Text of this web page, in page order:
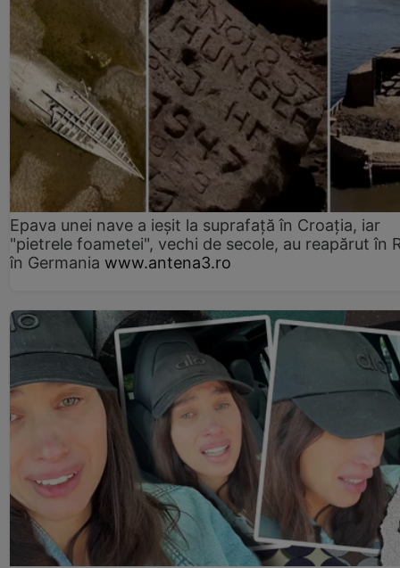
Epava unei nave a ieșit la suprafață în Croația, iar
"pietrele foametei", vechi de secole, au reapărut în
în Germania www.antena3.ro